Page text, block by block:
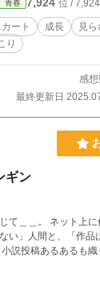
青春 位 /
ート 成長 見
り
感
最終更新日
ギン
投稿し続ける、
い」人間と、「作